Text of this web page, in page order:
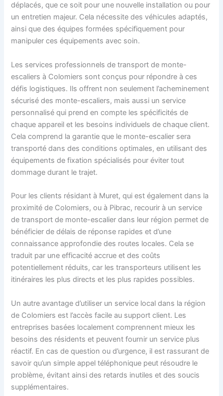
déplacés, que ce soit pour une nouvelle installation ou pour
un entretien majeur. Cela nécessite des véhicules adaptés,
ainsi que des équipes formées spécifiquement pour
manipuler ces équipements avec soin.
Les services professionnels de transport de monte-
escaliers à Colomiers sont conçus pour répondre à ces
défis logistiques. Ils offrent non seulement l’acheminement
sécurisé des monte-escaliers, mais aussi un service
personnalisé qui prend en compte les spécificités de
chaque appareil et les besoins individuels de chaque client.
Cela comprend la garantie que le monte-escalier sera
transporté dans des conditions optimales, en utilisant des
équipements de fixation spécialisés pour éviter tout
dommage durant le trajet.
Pour les clients résidant à Muret, qui est également dans la
proximité de Colomiers, ou à Pibrac, recourir à un service
de transport de monte-escalier dans leur région permet de
bénéficier de délais de réponse rapides et d’une
connaissance approfondie des routes locales. Cela se
traduit par une efficacité accrue et des coûts
potentiellement réduits, car les transporteurs utilisent les
itinéraires les plus directs et les plus rapides possibles.
Un autre avantage d’utiliser un service local dans la région
de Colomiers est l’accès facile au support client. Les
entreprises basées localement comprennent mieux les
besoins des résidents et peuvent fournir un service plus
réactif. En cas de question ou d’urgence, il est rassurant de
savoir qu’un simple appel téléphonique peut résoudre le
problème, évitant ainsi des retards inutiles et des soucis
supplémentaires.